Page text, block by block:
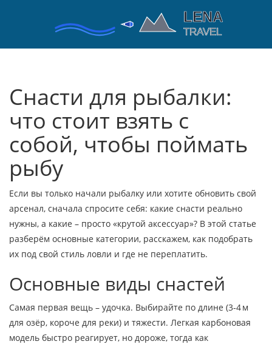
Снасти для рыбалки:
что стоит взять с
собой, чтобы поймать
рыбу
Если вы только начали рыбалку или хотите обновить свой
арсенал, сначала спросите себя: какие снасти реально
нужны, а какие – просто «крутой аксессуар»? В этой статье
разберём основные категории, расскажем, как подобрать
их под свой стиль ловли и где не переплатить.
Основные виды снастей
Самая первая вещь – удочка. Выбирайте по длине (3‑4 м
для озёр, короче для реки) и тяжести. Легкая карбоновая
модель быстро реагирует, но дороже, тогда как